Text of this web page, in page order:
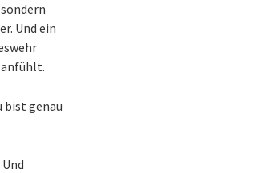
Und ein
anfühlt.
bist genau